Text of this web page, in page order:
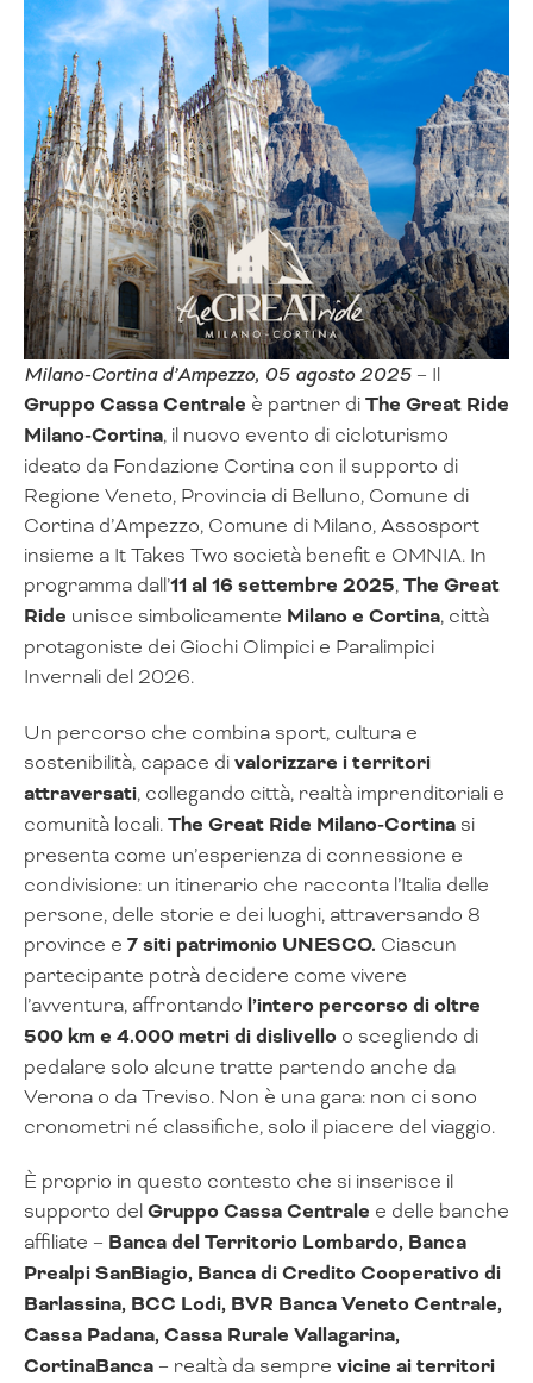
Milano-Cortina d’Ampezzo, 05 agosto 2025 – Il
Gruppo Cassa Centrale è partner diThe Great Ride
Milano-Cortina, il nuovo evento di cicloturismo
ideato da Fondazione Cortina con il supporto di
Regione Veneto, Provincia di Belluno, Comune di
Cortina d’Ampezzo, Comune di Milano, Assosport
insieme a It Takes Two società benefit e OMNIA. In
programma dall’11 al 16 settembre 2025,The Great
Ride unisce simbolicamente Milano e Cortina, città
protagoniste dei Giochi Olimpici e Paralimpici
Invernali del 2026.
Un percorso che combina sport, cultura e
sostenibilità, capace divalorizzare i territori
attraversati, collegando città, realtà imprenditoriali e
comunità locali.The Great Ride Milano-Cortina si
presenta come un’esperienza di connessione e
condivisione: un itinerario che racconta l’Italia delle
persone, delle storie e dei luoghi, attraversando 8
province e 7 siti patrimonio UNESCO. Ciascun
partecipante potrà decidere come vivere
l’avventura, affrontando l’intero percorso di oltre
500 km e 4.000 metri di dislivello o scegliendo di
pedalare solo alcune tratte partendo anche da
Verona o da Treviso. Non è una gara: non ci sono
cronometri né classifiche, solo il piacere del viaggio.
È proprio in questo contesto che si inserisce il
supporto delGruppo Cassa Centrale e delle banche
affiliate – Banca del Territorio Lombardo, Banca
Prealpi SanBiagio, Banca di Credito Cooperativo di
Barlassina, BCC Lodi, BVR Banca Veneto Centrale,
Cassa Padana, Cassa Rurale Vallagarina,
CortinaBanca – realtà da sempre vicine ai territori